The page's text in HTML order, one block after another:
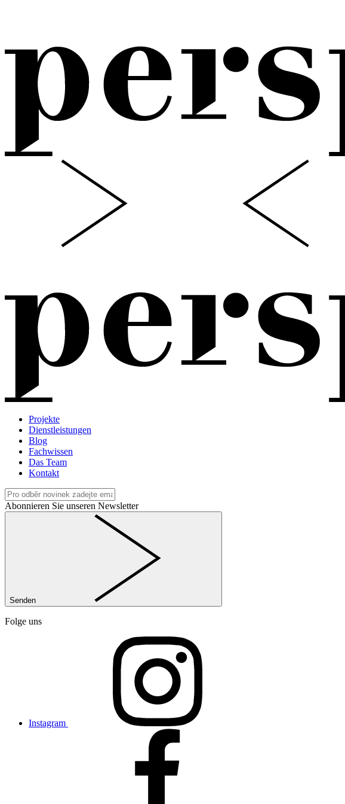
Projekte
Dienstleistungen
Blog
Fachwissen
Das Team
Kontakt
Abonnieren Sie unseren Newsletter
Senden
Folge uns
Instagram